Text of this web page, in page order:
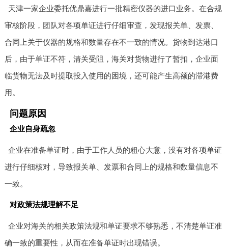
天津一家企业委托优鼎嘉进行一批精密仪器的进口业务。在合规
审核阶段，团队对各项单证进行仔细审查，发现报关单、发票、
合同上关于仪器的规格和数量存在不一致的情况。货物到达港口
后，由于单证不符，清关受阻，海关对货物进行了暂扣，企业面
临货物无法及时提取投入使用的困境，还可能产生高额的滞港费
用。
问题原因
企业自身疏忽
企业在准备单证时，由于工作人员的粗心大意，没有对各项单证
进行仔细核对，导致报关单、发票和合同上的规格和数量信息不
一致。
对政策法规理解不足
企业对海关的相关政策法规和单证要求不够熟悉，不清楚单证准
确一致的重要性，从而在准备单证时出现错误。